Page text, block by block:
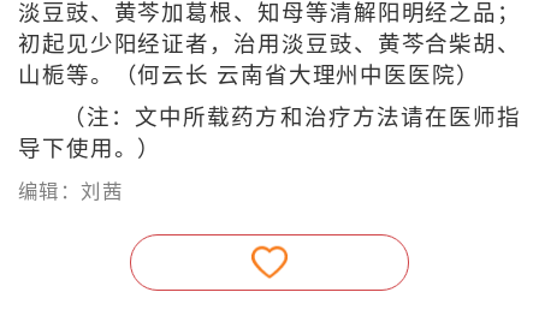
淡豆豉、黄芩加葛根、知母等清解阳明经之品；
初起见少阳经证者，治用淡豆豉、黄芩合柴胡、
山栀等。（何云长 云南省大理州中医医院）
（注：文中所载药方和治疗方法请在医师指
导下使用。）
编辑：刘茜